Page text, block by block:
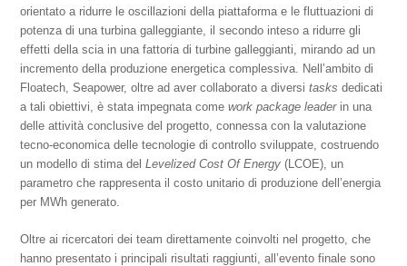
orientato a ridurre le oscillazioni della piattaforma e le fluttuazioni di
potenza di una turbina galleggiante, il secondo inteso a ridurre gli
effetti della scia in una fattoria di turbine galleggianti, mirando ad un
incremento della produzione energetica complessiva. Nell’ambito di
Floatech, Seapower, oltre ad aver collaborato a diversitasks dedicati
a tali obiettivi, è stata impegnata comework package leaderin una
delle attività conclusive del progetto, connessa con la valutazione
tecno-economica delle tecnologie di controllo sviluppate, costruendo
un modello di stima delLevelized Cost Of Energy (LCOE), un
parametro che rappresenta il costo unitario di produzione dell’energia
per MWh generato.
Oltre ai ricercatori dei team direttamente coinvolti nel progetto, che
hanno presentato i principali risultati raggiunti, all’evento finale sono